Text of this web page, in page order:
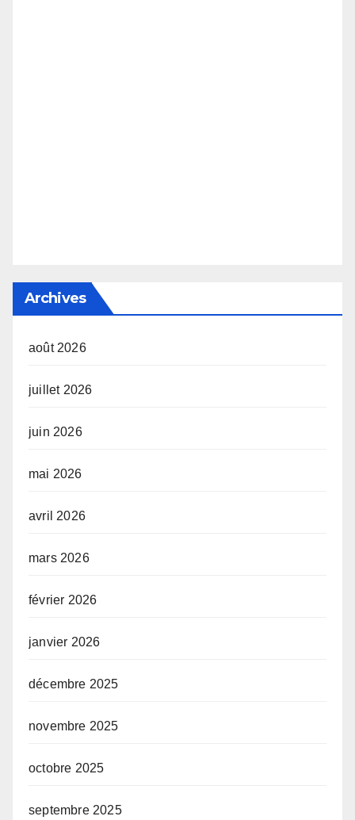
Archives
août 2026
juillet 2026
juin 2026
mai 2026
avril 2026
mars 2026
février 2026
janvier 2026
décembre 2025
novembre 2025
octobre 2025
septembre 2025